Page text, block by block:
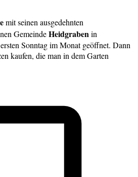
mit seinen ausgedehnten
GemeindeHeidgrabenin
Sonntag im Monat geöffnet. Dann
kaufen, die man in dem Garten